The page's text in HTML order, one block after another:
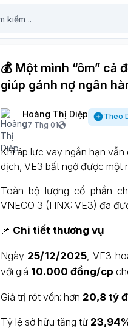
💰 Một mình “ôm” cả
giúp gánh nợ ngân
Hoàng Thị Diệp
07 Thg 01
Theo
Khi áp lực vay ngắn hạn
dịch, VE3 bất ngờ được một
Toàn bộ lượng cổ phần
VNECO 3 (HNX: VE3) đã
📌 Chi tiết thương vụ
Ngày 25/12/2025, VE3
với giá 10.000 đồng/cp
Giá trị rót vốn: hơn 20,8 tỷ
Tỷ lệ sở hữu tăng từ